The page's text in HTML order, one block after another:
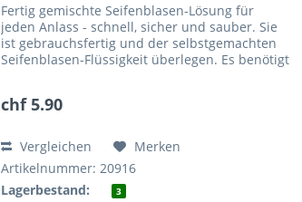
Fertig gemischte Seifenblasen-Lösung für
jeden Anlass - schnell, sicher und sauber. Sie
ist gebrauchsfertig und der selbstgemachten
Seifenblasen-Flüssigkeit überlegen. Es benötigt
chf 5.90
Vergleichen
Merken
Artikelnummer: 20916
Lagerbestand:
3